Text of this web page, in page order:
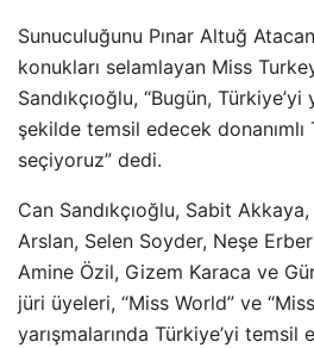
Sunuculuğunu Pınar Altuğ
konukları selamlayan Miss
Sandıkçıoğlu, “Bugün, Türkiye’yi
şekilde temsil edecek donanımlı
seçiyoruz” dedi.
Can Sandıkçıoğlu, Sabit
Arslan, Selen Soyder, Neşe
Amine Özil, Gizem Karaca ve
jüri üyeleri, “Miss World” ve
yarışmalarında Türkiye’yi temsil